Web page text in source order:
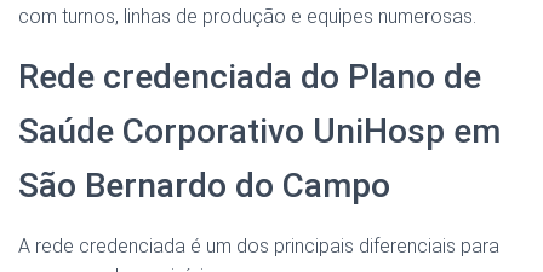
com turnos, linhas de produção e equipes numerosas.
Rede credenciada do Plano de
Saúde Corporativo UniHosp em
São Bernardo do Campo
A rede credenciada é um dos principais diferenciais para